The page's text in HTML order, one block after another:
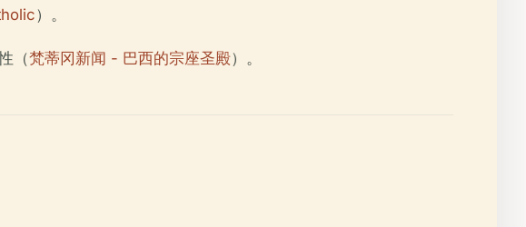
）。
（梵蒂冈新闻 - 巴西的宗座圣殿）。